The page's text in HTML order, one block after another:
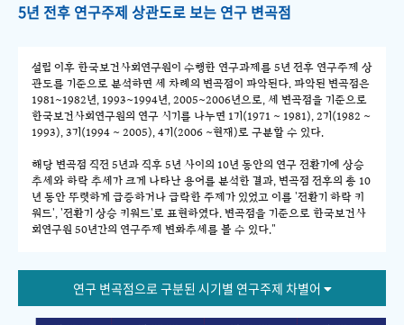
5년 전후 연구주제 상관도로 보는 연구 변곡점
설립 이후 한국보건사회연구원이 수행한 연구과제를 5년 전후 연구주제 상
관도를 기준으로 분석하면 세 차례의 변곡점이 파악된다. 파악된 변곡점은
1981~1982년, 1993~1994년, 2005~2006년으로, 세 변곡점을 기준으로
한국보건사회연구원의 연구 시기를 나누면 1기(1971 ~ 1981), 2기(1982 ~
1993), 3기(1994 ~ 2005), 4기(2006 ~현재)로 구분할 수 있다.
해당 변곡점 직전 5년과 직후 5년 사이의 10년 동안의 연구 전환기에 상승
추세와 하락 추세가 크게 나타난 용어를 분석한 결과, 변곡점 전후의 총 10
년 동안 뚜렷하게 급증하거나 급락한 주제가 있었고 이를 '전환기 하락 키
워드', '전환기 상승 키워드'로 표현하였다. 변곡점을 기준으로 한국보건사
회연구원 50년간의 연구주제 변화추세를 볼 수 있다."
연구 변곡점으로 구분된 시기별 연구주제 차별어